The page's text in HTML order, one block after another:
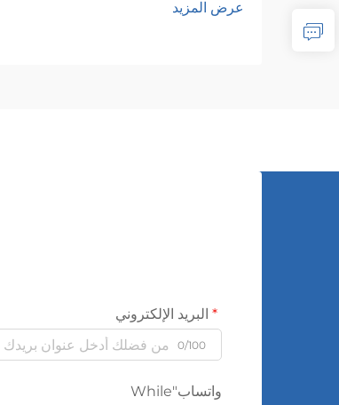
الشبكات الواسعة. وهذه الأجهزة
عرض المزيد
البريد الإلكتروني
0/100
واتساب"While